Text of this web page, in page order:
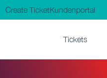
anzeigen
Create TicketKundenportal
Tickets